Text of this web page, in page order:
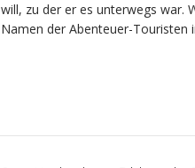
will, zu der er es unterwegs war.
Namen der Abenteuer-Touristen